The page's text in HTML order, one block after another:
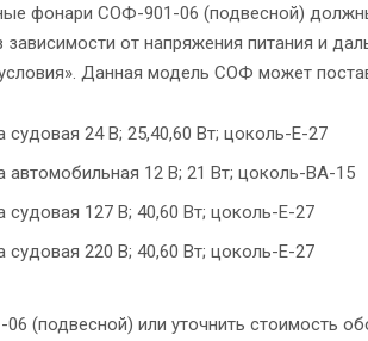
фонари СОФ-901-06 (подвесной)
зависимости от напряжения питания и
Данная модель СОФ может
24 В; 25,40,60 Вт; цоколь-Е-27
12 В; 21 Вт; цоколь-ВА-15
127 В; 40,60 Вт; цоколь-Е-27
220 В; 40,60 Вт; цоколь-Е-27
(подвесной) или уточнить стоимость